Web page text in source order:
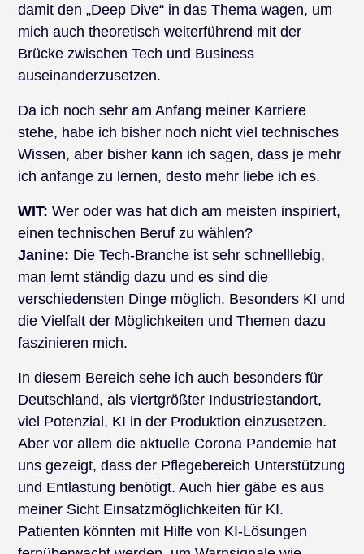
damit den „Deep Dive“ in das Thema wagen, um
mich auch theoretisch weiterführend mit der
Brücke zwischen Tech und Business
auseinanderzusetzen.
Da ich noch sehr am Anfang meiner Karriere
stehe, habe ich bisher noch nicht viel technisches
Wissen, aber bisher kann ich sagen, dass je mehr
ich anfange zu lernen, desto mehr liebe ich es.
WIT: Wer oder was hat dich am meisten inspiriert,
einen technischen Beruf zu wählen?
Janine: Die Tech-Branche ist sehr schnelllebig,
man lernt ständig dazu und es sind die
verschiedensten Dinge möglich. Besonders KI und
die Vielfalt der Möglichkeiten und Themen dazu
faszinieren mich.
In diesem Bereich sehe ich auch besonders für
Deutschland, als viertgrößter Industriestandort,
viel Potenzial, KI in der Produktion einzusetzen.
Aber vor allem die aktuelle Corona Pandemie hat
uns gezeigt, dass der Pflegebereich Unterstützung
und Entlastung benötigt. Auch hier gäbe es aus
meiner Sicht Einsatzmöglichkeiten für KI.
Patienten könnten mit Hilfe von KI-Lösungen